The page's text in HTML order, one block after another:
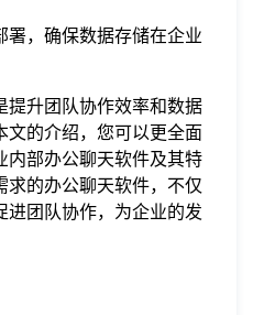
署，确保数据存储在企业
提升团队协作效率和数据
文的介绍，您可以更全面
内部办公聊天软件及其特
求的办公聊天软件，不仅
进团队协作，为企业的发